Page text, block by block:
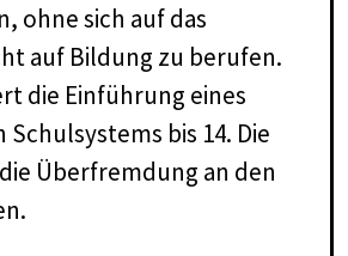
ohne sich auf das
auf Bildung zu berufen.
die Einführung eines
Schulsystems bis 14. Die
Überfremdung an den